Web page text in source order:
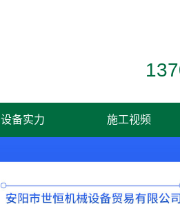
设备实力 施工视频